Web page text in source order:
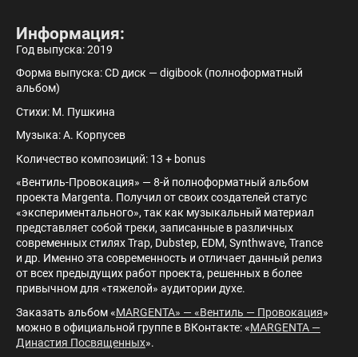
Информация:
Год выпуска: 2019
Форма выпуска: CD диск — digibook (полноформатный
альбом)
Стихи: М. Пушкина
Музыка: А. Корпусев
Количество композиций: 13 + bonus
«Вентиль-Провокация» — 8-й полноформатный альбом
проекта Margenta. Получил от своих создателей статус
«экспериментального», так как музыкальный материал
представляет собой треки, записанные в различных
современных стилях Trap, Dubstep, EDM, Synthwave, Trance
и др. Именно эта современность и отличает данный релиз
от всех предыдущих работ проекта, решенных в более
привычном для «тяжелой» аудитории духе.
Заказать альбом «MARGENTA» — «Вентиль — Провокация»
можно в официальной группе в ВКонтакте: «MARGENTA —
Династия Посвященных».